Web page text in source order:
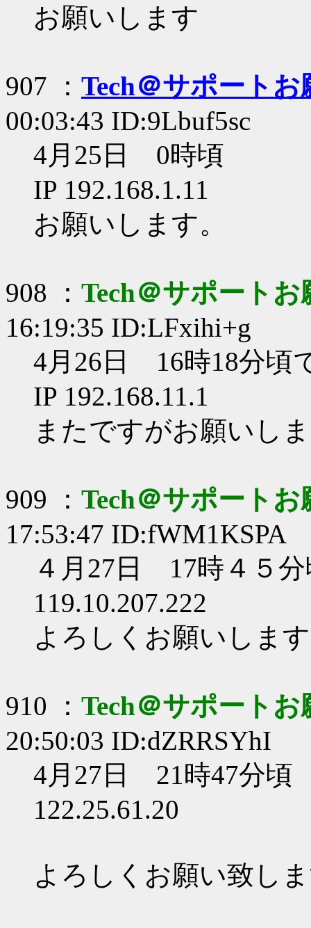
お願いします
907 ： Tech＠サポート
00:03:43 ID:9Lbuf5sc
4月25日 0時頃
IP 192.168.1.11
お願いします。
908 ： Tech＠サポート
16:19:35 ID:LFxihi+g
4月26日 16時18分頃
IP 192.168.11.1
またですがお願いし
909 ： Tech＠サポート
17:53:47 ID:fWM1KSPA
４月27日 17時４５分
119.10.207.222
よろしくお願いします
910 ： Tech＠サポート
20:50:03 ID:dZRRSYhI
4月27日 21時47分頃
122.25.61.20
よろしくお願い致し